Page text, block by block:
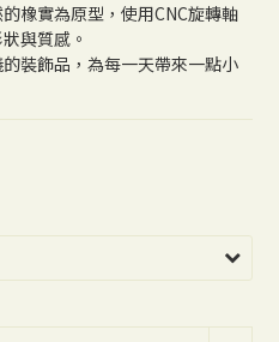
橡實為原型，使用CNC旋轉軸
與質感。
裝飾品，為每一天帶來一點小